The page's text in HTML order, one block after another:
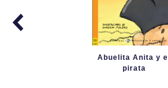
Abuelita Anita y el
pirata